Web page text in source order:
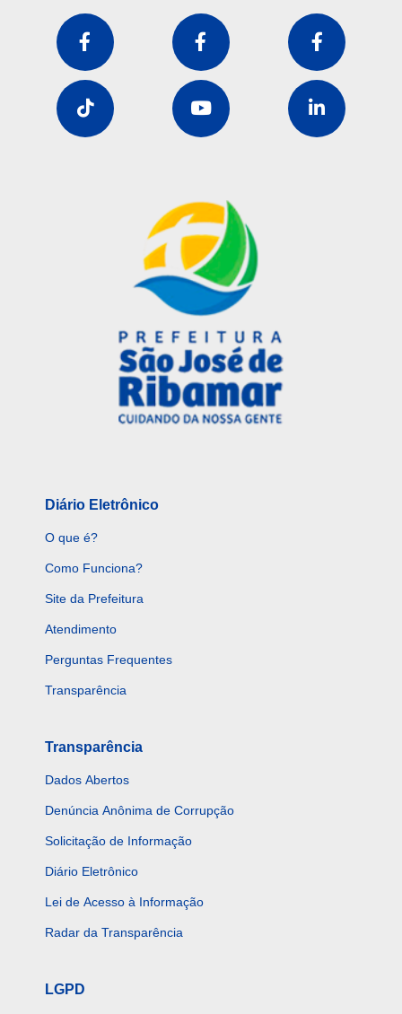
Diário Eletrônico
O que é?
Como Funciona?
Site da Prefeitura
Atendimento
Perguntas Frequentes
Transparência
Transparência
Dados Abertos
Denúncia Anônima de Corrupção
Solicitação de Informação
Diário Eletrônico
Lei de Acesso à Informação
Radar da Transparência
LGPD